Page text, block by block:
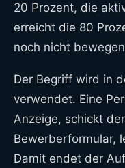
20 Prozent, die
erreicht die 80
noch nicht
Der Begriff wird in
verwendet. Eine
Anzeige, schickt
Bewerberformular,
Damit endet der